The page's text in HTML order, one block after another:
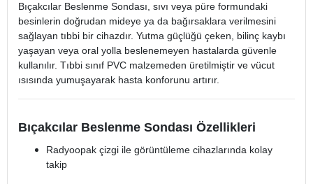
Bıçakcılar Beslenme Sondası, sıvı veya püre formundaki
besinlerin doğrudan mideye ya da bağırsaklara verilmesini
sağlayan tıbbi bir cihazdır. Yutma güçlüğü çeken, bilinç kaybı
yaşayan veya oral yolla beslenemeyen hastalarda güvenle
kullanılır. Tıbbi sınıf PVC malzemeden üretilmiştir ve vücut
ısısında yumuşayarak hasta konforunu artırır.
Bıçakcılar Beslenme Sondası Özellikleri
Radyoopak çizgi ile görüntüleme cihazlarında kolay
takip